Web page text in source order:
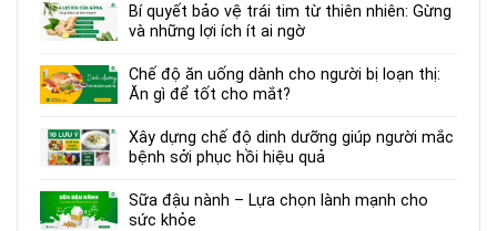
Bí quyết bảo vệ trái tim từ thiên nhiên: Gừng
và những lợi ích ít ai ngờ
Chế độ ăn uống dành cho người bị loạn thị:
Ăn gì để tốt cho mắt?
Xây dựng chế độ dinh dưỡng giúp người mắc
bệnh sởi phục hồi hiệu quả
Sữa đậu nành – Lựa chọn lành mạnh cho
sức khỏe